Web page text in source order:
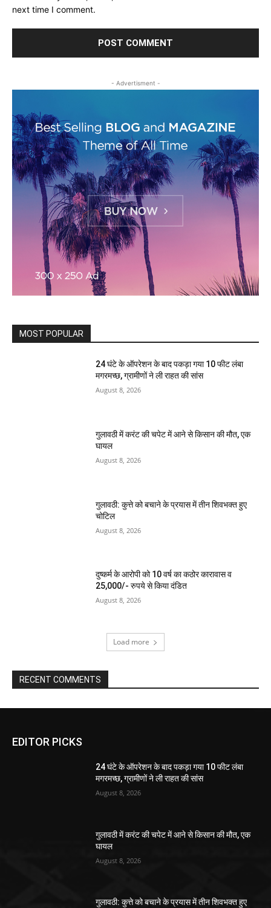
next time I comment.
- Advertisment -
MOST POPULAR
24 घंटे के ऑपरेशन के बाद पकड़ा गया 10 फीट लंबा
मगरमच्छ, ग्रामीणों ने ली राहत की सांस
August 8, 2026
गुलावठी में करंट की चपेट में आने से किसान की मौत, एक
घायल
August 8, 2026
गुलावठी: कुत्ते को बचाने के प्रयास में तीन शिवभक्त हुए
चोटिल
August 8, 2026
दुष्कर्म के आरोपी को 10 वर्ष का कठोर कारावास व
25,000/- रुपये से किया दंडित
August 8, 2026
Load more
RECENT COMMENTS
EDITOR PICKS
24 घंटे के ऑपरेशन के बाद पकड़ा गया 10 फीट लंबा
मगरमच्छ, ग्रामीणों ने ली राहत की सांस
August 8, 2026
गुलावठी में करंट की चपेट में आने से किसान की मौत, एक
घायल
August 8, 2026
गुलावठी: कुत्ते को बचाने के प्रयास में तीन शिवभक्त हुए